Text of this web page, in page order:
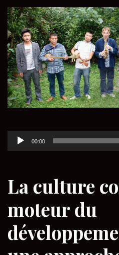
Lecteur
audio
00:00
La culture
moteur du